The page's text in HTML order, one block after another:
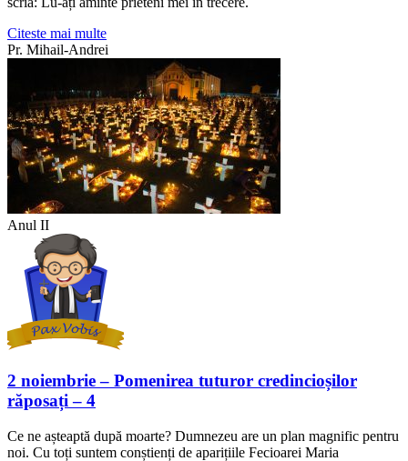
Citeste mai multe
Pr. Mihail-Andrei
Anul II
2 noiembrie – Pomenirea tuturor credincioșilor
răposați – 4
Ce ne așteaptă după moarte? Dumnezeu are un plan magnific pentru
noi. Cu toți suntem conștienți de aparițiile Fecioarei Maria